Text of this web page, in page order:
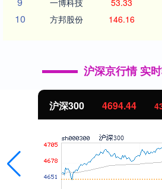
一博科技 53.33
10 方邦股份 146.16
沪深京行情 实
沪深300 4694.44